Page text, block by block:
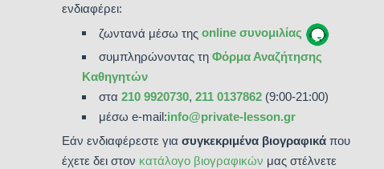
ενδιαφέρει:
ζωντανά μέσω της online συνομιλίας
συμπληρώνοντας τη Φόρμα Αναζήτησης
Καθηγητών
στα 210 9920730, 211 0137862 (9:00-21:00)
μέσω e-mail:info@private-lesson.gr
Εάν ενδιαφέρεστε για συγκεκριμένα βιογραφικά που
έχετε δει στον κατάλογο βιογραφικών μας στέλνετε